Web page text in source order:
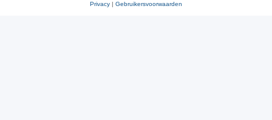
Privacy | Gebruikersvoorwaarden